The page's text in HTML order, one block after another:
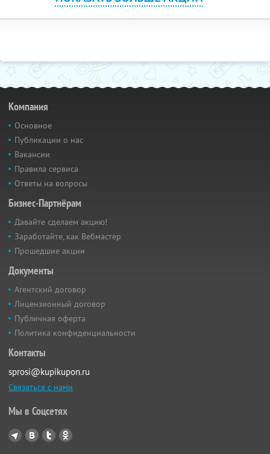
Компания
Основное
Публикации о нас
Вакансии
Правила сервиса
Ответы на вопросы
Бизнес-Партнёрам
Давайте сделаем акцию!
Заработайте, как Вебмастер
Прошедшие акции
Документы
Агентский договор
Лицензионный договор
Публичная оферта
Политика конфиденциальности
Контакты
sprosi@kupikupon.ru
Связаться с нами
Мы в Соцсетях